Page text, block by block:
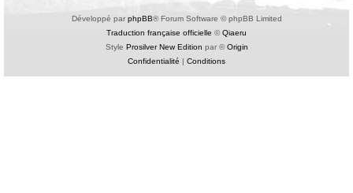
Développé par phpBB® Forum Software © phpBB Limited
Traduction française officielle ©Qiaeru
Style Prosilver New Edition par ©Origin
Confidentialité | Conditions